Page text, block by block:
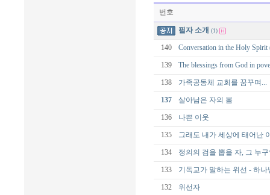
번호
필자 소개 (1)
140 Conversation in the Holy
139 The blessings from God in
138 가족공동체 교회를 꿈꾸며...
137 살아남은 자의 봄
136 나쁜 이웃
135 그래도 내가 세상에 태어난
134 정의의 검을 뽑을 자, 그 누구
133 기독교가 말하는 위선 - 하
132 위선자